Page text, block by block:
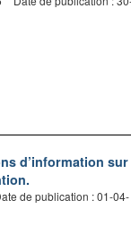
d’information sur
de publication : 01-04-